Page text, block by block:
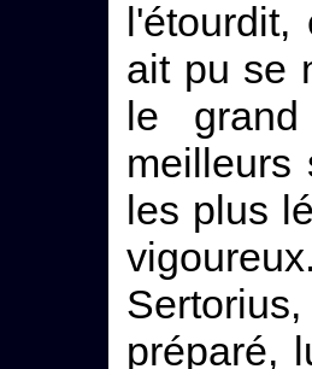
ait pu se
le
meilleurs
les plus
préparé,